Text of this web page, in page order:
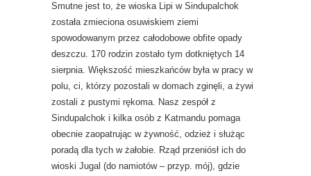
Smutne jest to, że wioska Lipi w Sindupalchok
została zmieciona osuwiskiem ziemi
spowodowanym przez całodobowe obfite opady
deszczu. 170 rodzin zostało tym dotkniętych 14
sierpnia. Większość mieszkańców była w pracy w
polu, ci, którzy pozostali w domach zginęli, a żywi
zostali z pustymi rękoma. Nasz zespół z
Sindupalchok i kilka osób z Katmandu pomaga
obecnie zaopatrując w żywność, odzież i służąc
poradą dla tych w żałobie. Rząd przeniósł ich do
wioski Jugal (do namiotów – przyp. mój), gdzie